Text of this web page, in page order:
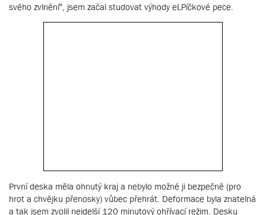
svého zvlnění“, jsem začal studovat výhody eLPíčkové pece.
První deska měla ohnutý kraj a nebylo možné ji bezpečně (pro
hrot a chvějku přenosky) vůbec přehrát. Deformace byla znatelná
a tak jsem zvolil nejdelší 120 minutový ohřívací režim. Desku